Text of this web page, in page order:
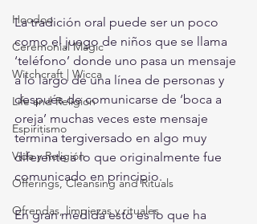
Hoodoo
Ceremonial Magic
Witchcraft | Wicca
Life and Religion
Espiritismo
Vida y Religión
Offerings, Cleansing and Rituals
Ofrendas, limpiezas y rituales
La tradición oral puede ser un poco
como el juego de niños que se llama
‘teléfono’ donde uno pasa un mensaje
a lo largo de una línea de personas y
después de comunicarse de ‘boca a
oreja’ muchas veces este mensaje
termina tergiversado en algo muy
diferente a lo que originalmente fue
comunicado en principio.
En gran medida esto es lo que ha